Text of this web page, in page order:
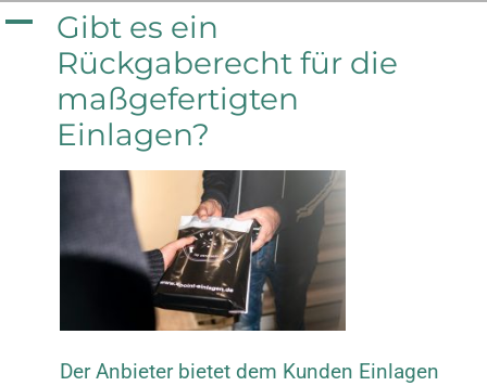
Zum
springen
A
Gibt es ein
Rückgaberecht für die
maßgefertigten
Einlagen?
Der Anbieter bietet dem Kunden Einlagen